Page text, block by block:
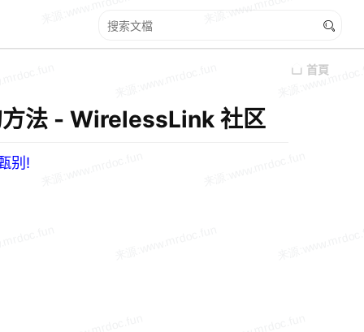
首頁
法 - WirelessLink 社区
别!